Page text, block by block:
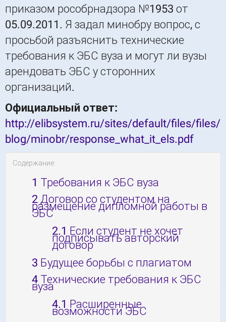
приказом рособрнадзора №1953 от
05.09.2011. Я задал минобру вопрос, с
просьбой разъяснить технические
требования к ЭБС вуза и могут ли вузы
арендовать ЭБС у сторонних
организаций.
Официальный ответ:
http://elibsystem.ru/sites/default/files/files/
blog/minobr/response_what_it_els.pdf
Содержание
1 Требования к ЭБС вуза
2 Договор со студентом на
размещение дипломной работы в
ЭБС
2.1 Если студент не хочет
подписывать авторский
договор
3 Будущее борьбы с плагиатом
4 Технические требования к ЭБС
вуза
4.1 Расширенные
возможности ЭБС